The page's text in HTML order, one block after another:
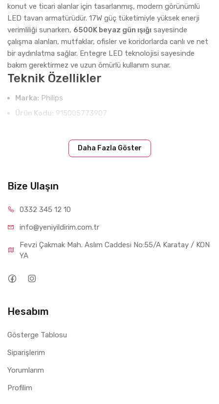
konut ve ticari alanlar için tasarlanmış, modern görünümlü
LED tavan armatürüdür. 17W güç tüketimiyle yüksek enerji
verimliliği sunarken, 6500K beyaz gün ışığı sayesinde
çalışma alanları, mutfaklar, ofisler ve koridorlarda canlı ve net
bir aydınlatma sağlar. Entegre LED teknolojisi sayesinde
bakım gerektirmez ve uzun ömürlü kullanım sunar.
Teknik Özellikler
Marka: Philips
Ürün Kodu: 915005773907
1500 lm
Besleme Gerilimi:
Gövde Rengi:Beyaz
Kullanım Ömrü:
Ev içi aydınlatma
Salon ve oturma odaları
Mağaza ve ticari alanlar
Daha Fazla Göster
Bize Ulaşın
0332 345 12 10
info@yeniyildirim.com.tr
Fevzi Çakmak Mah. Aslım Caddesi No:55/A Karatay / KON
YA
Hesabım
Gösterge Tablosu
Siparişlerim
Yorumlarım
Profilim